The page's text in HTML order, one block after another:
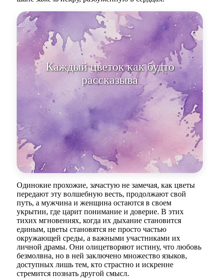
Каждый цветок как будто
рассказывает свою историю:
яркие и радо
Одинокие прохожие, зачастую не замечая, как цветы
передают эту волшебную весть, продолжают свой
путь, а мужчина и женщина остаются в своем
укрытии, где царит понимание и доверие. В этих
тихих мгновениях, когда их дыхание становится
единым, цветы становятся не просто частью
окружающей среды, а важными участниками их
личной драмы. Они олицетворяют истину, что любовь
безмолвна, но в ней заключено множество языков,
доступных лишь тем, кто страстно и искренне
стремится познать другой смысл.